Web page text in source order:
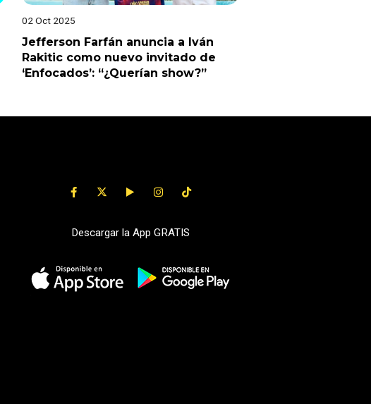
02 Oct 2025
Jefferson Farfán anuncia a Iván
Rakitic como nuevo invitado de
‘Enfocados’: “¿Querían show?”
Descargar la App GRATIS